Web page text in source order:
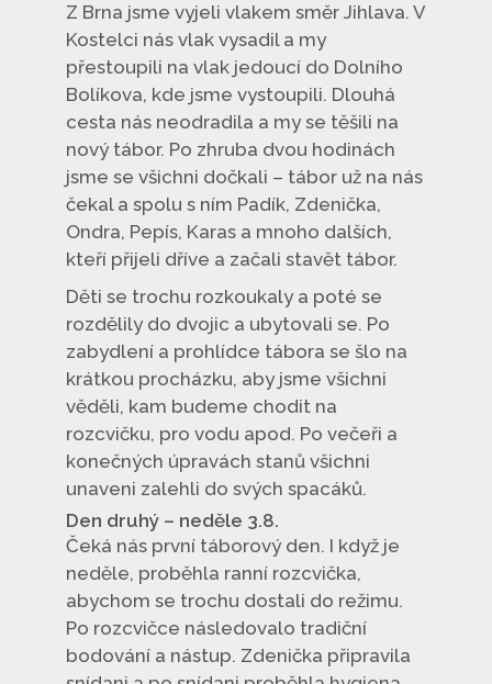
Z Brna jsme vyjeli vlakem směr Jihlava. V
Kostelci nás vlak vysadil a my
přestoupili na vlak jedoucí do Dolního
Bolíkova, kde jsme vystoupili. Dlouhá
cesta nás neodradila a my se těšili na
nový tábor. Po zhruba dvou hodinách
jsme se všichni dočkali – tábor už na nás
čekal a spolu s ním Padík, Zdenička,
Ondra, Pepís, Karas a mnoho dalších,
kteří přijeli dříve a začali stavět tábor.
Děti se trochu rozkoukaly a poté se
rozdělily do dvojic a ubytovali se. Po
zabydlení a prohlídce tábora se šlo na
krátkou procházku, aby jsme všichni
věděli, kam budeme chodit na
rozcvičku, pro vodu apod. Po večeři a
konečných úpravách stanů všichni
unaveni zalehli do svých spacáků.
Den druhý – neděle 3.8.
Čeká nás první táborový den. I když je
neděle, proběhla ranní rozcvička,
abychom se trochu dostali do režimu.
Po rozcvičce následovalo tradiční
bodování a nástup. Zdenička připravila